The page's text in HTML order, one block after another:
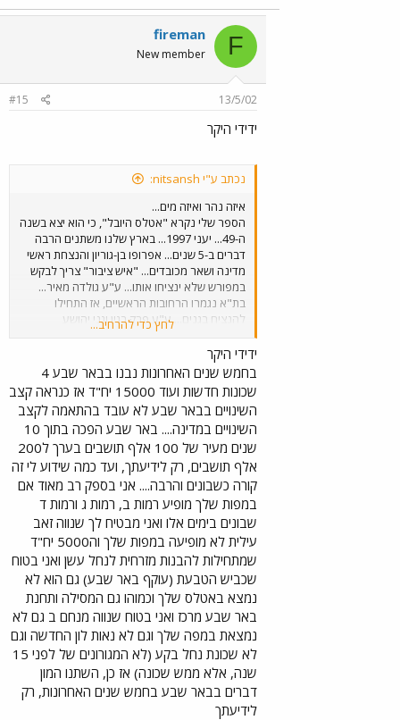
F
fireman
New member
13/5/02
#15
ידידי היקר
נכתב ע"י nitsansh:
איזה נהר ואיזה מים...
הספר שלי נקרא "אטלס היובל", כי הוא יצא בשנה
ה-49... יעני 1997... בארץ שלנו משתנים הרבה
דברים ב-5 שנים... אפרופו בן-גוריון והנצחת ראשי
מדינה ושאר מכובדים... "איש ציבור" צריך לבקש
במפורש שלא ינציחו אותו... ע"ע גולדה מאיר...
בת"א נגמרו הרחובות הראשיים, אז התחילו
להנציח בגנים... ע"ע פרק בגין וגני יהושע
(רבינוביץ)... וכמובן בכיכר...
לחץ כדי להרחיב...
ידידי היקר
בחמש שנים האחרונות נבנו בבאר שבע 4
שכונות חדשות ועוד 15000 יח"ד אז כנראה קצב
השינויים בבאר שבע לא עובד בהתאמה לקצב
השינויים במדינה.... באר שבע הפכה בתוך 10
שנים מעיר של 100 אלף תושבים בערך ל200
אלף תושבים, רק לידיעתך, ועד כמה שידוע לי זה
קורה כשבונים והרבה.... אני בספק רב מאוד אם
במפות שלך מופיע רמות ב, רמות ג ורמות ד
שבונים בימים אלו ואני מבטיח לך שנווה זאב
עילית לא מופיעה במפות שלך וה5000 יח"ד
שמתחילות להבנות מזרחית לנחל עשן ואני בטוח
שכביש הטבעת (עוקף באר שבע) גם הוא לא
נמצא באטלס שלך וכמוהו גם המסילה ותחנת
באר שבע מרכז ואני בטוח שנווה מנחם ב גם לא
נמצאת במפה שלך וגם לא נאות לון החדשה וגם
לא שכונת נחל בקע (לא המגורונים של לפני 15
שנה, אלא ממש שכונה) אז כן, השתנו המון
דברים בבאר שבע בחמש שנים האחרונות, רק
לידיעתך